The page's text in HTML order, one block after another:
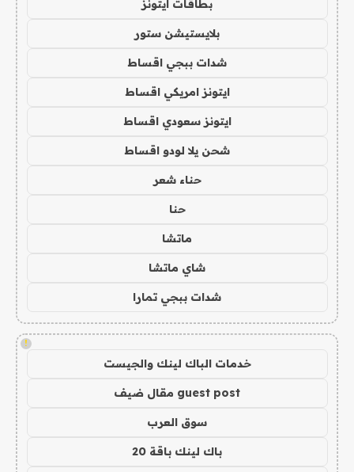
بطاقات ايتونز
بلايستيشن ستور
شدات ببجي اقساط
ايتونز امريكي اقساط
ايتونز سعودي اقساط
شحن يلا لودو اقساط
حناء شعر
حنا
ماتشا
شاي ماتشا
شدات ببجي تمارا
!
خدمات الباك لينك والجيست
guest post مقال ضيف
سوق العرب
باك لينك باقة 20